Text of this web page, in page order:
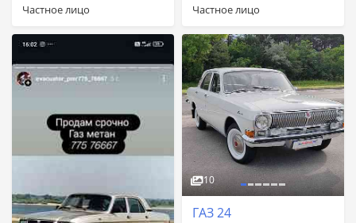
Частное лицо Частное лицо
10
ГАЗ 24